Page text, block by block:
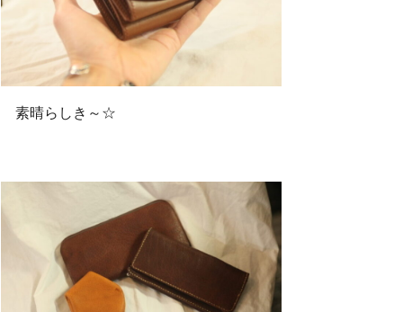
素晴らしき～☆